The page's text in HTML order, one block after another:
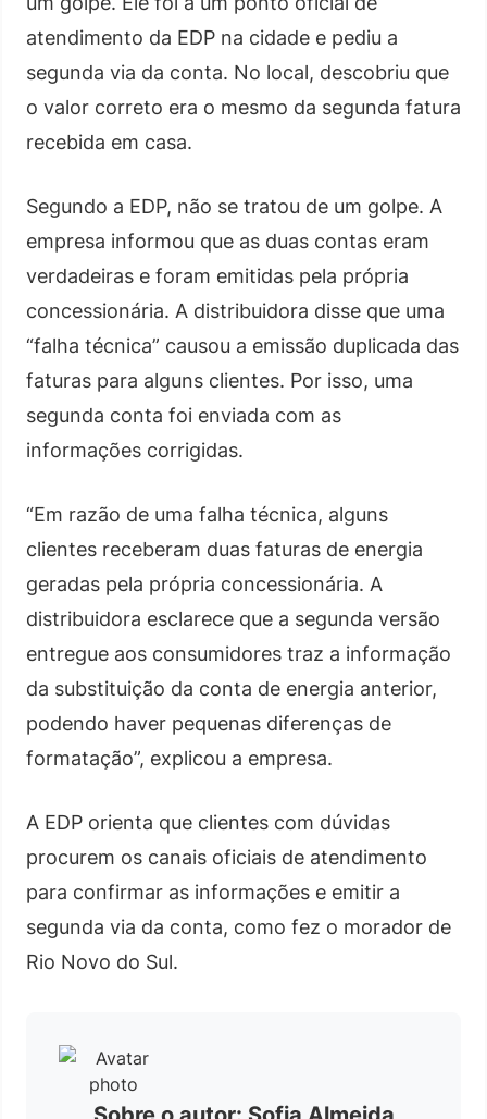
atendimento da EDP na cidade e pediu a
segunda via da conta. No local, descobriu que
o valor correto era o mesmo da segunda fatura
recebida em casa.
Segundo a EDP, não se tratou de um golpe. A
empresa informou que as duas contas eram
verdadeiras e foram emitidas pela própria
concessionária. A distribuidora disse que uma
“falha técnica” causou a emissão duplicada das
faturas para alguns clientes. Por isso, uma
segunda conta foi enviada com as
informações corrigidas.
“Em razão de uma falha técnica, alguns
clientes receberam duas faturas de energia
geradas pela própria concessionária. A
distribuidora esclarece que a segunda versão
entregue aos consumidores traz a informação
da substituição da conta de energia anterior,
podendo haver pequenas diferenças de
formatação”, explicou a empresa.
A EDP orienta que clientes com dúvidas
procurem os canais oficiais de atendimento
para confirmar as informações e emitir a
segunda via da conta, como fez o morador de
Rio Novo do Sul.